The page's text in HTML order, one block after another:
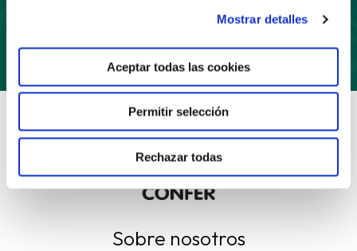
Mostrar detalles
Aceptar todas las cookies
Permitir selección
Rechazar todas
Sobre nosotros